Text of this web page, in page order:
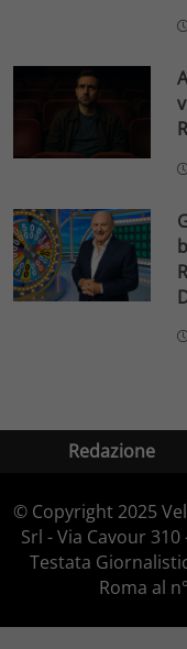
Redazione
© Copyright 2025
Srl - Via Cavour 310
Testata
Roma al